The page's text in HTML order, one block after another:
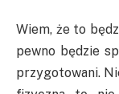
Wiem, że to
pewno będzie
przygotowani.